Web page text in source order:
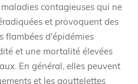
contagieuses qui ne
et provoquent des
flambées d'épidémies
et une mortalité élevées
En général, elles peuvent
et les gouttelettes